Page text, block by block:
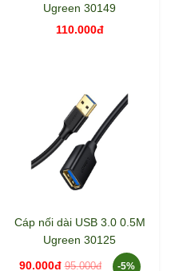
Ugreen 30149
110.000đ
Cáp nối dài USB 3.0 0.5M
Ugreen 30125
90.000đ 95.000đ -5%